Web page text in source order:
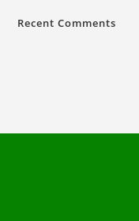
Recent Comments